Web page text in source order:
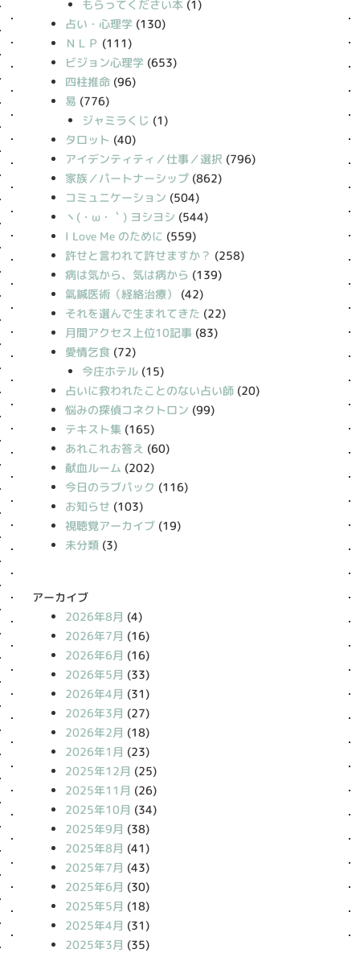
もらってください本(1)
占い・心理学 (130)
ＮＬＰ (111)
ビジョン心理学 (653)
四柱推命 (96)
易 (776)
ジャミラくじ (1)
タロット (40)
アイデンティティ／仕事／選択 (796)
家族／パートナーシップ (862)
コミュニケーション (504)
丶(・ω・｀) ヨシヨシ (544)
I Love Me のために (559)
許せと言われて許せますか？ (258)
病は気から、気は病から (139)
氣鍼医術（経絡治療）
(42)
それを選んで生まれてきた (22)
月間アクセス上位10記事 (83)
愛情乞食 (72)
今庄ホテル(15)
占いに救われたことのない占い師 (20)
悩みの探偵コネクトロン (99)
テキスト集 (165)
あれこれお答え (60)
献血ルーム (202)
今日のラブパック (116)
お知らせ (103)
視聴覚アーカイブ (19)
未分類 (3)
アーカイブ
2026年8月 (4)
2026年7月 (16)
2026年6月 (16)
2026年5月 (33)
2026年4月 (31)
2026年3月 (27)
2026年2月 (18)
2026年1月 (23)
2025年12月 (25)
2025年11月 (26)
2025年10月 (34)
2025年9月 (38)
2025年8月 (41)
2025年7月 (43)
2025年6月 (30)
2025年5月 (18)
2025年4月 (31)
2025年3月 (35)